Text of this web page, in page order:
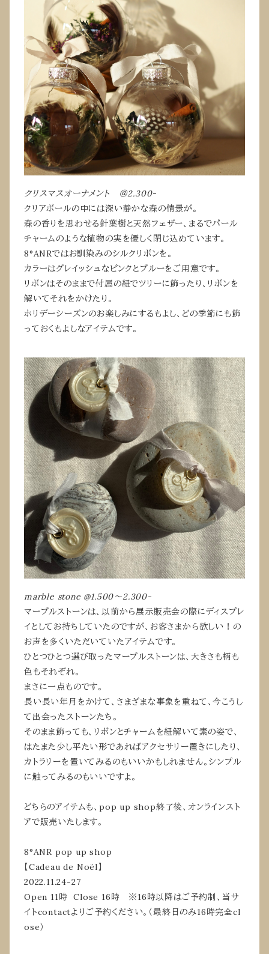
クリスマスオーナメント ＠2.300-
クリアボールの中には深い静かな森の情景が。
森の香りを思わせる針葉樹と天然フェザー、まるでパール
チャームのような植物の実を優しく閉じ込めています。
8°ANRではお馴染みのシルクリボンを。
カラーはグレイッシュなピンクとブルーをご用意です。
リボンはそのままで付属の紐でツリーに飾ったり、リボンを
解いてそれをかけたり。
ホリデーシーズンのお楽しみにするもよし、どの季節にも飾
っておくもよしなアイテムです。
marble stone @1.500〜2.300-
マーブルストーンは、以前から展示販売会の際にディスプレ
イとしてお持ちしていたのですが、お客さまから欲しい！の
お声を多くいただいていたアイテムです。
ひとつひとつ選び取ったマーブルストーンは、大きさも柄も
色もそれぞれ。
まさに一点ものです。
長い長い年月をかけて、さまざまな事象を重ねて、今こうし
て出会ったストーンたち。
そのまま飾っても、リボンとチャームを紐解いて素の姿で、
はたまた少し平たい形であればアクセサリー置きにしたり、
カトラリーを置いてみるのもいいかもしれません。シンプル
に触ってみるのもいいですよ。
どちらのアイテムも、pop up shop終了後、オンラインスト
アで販売いたします。
8°ANR pop up shop
【Cadeau de Noël】
2022.11.24-27
Open 11時 Close 16時 ※16時以降はご予約制、当サ
イトcontactよりご予約ください。（最終日のみ16時完全cl
ose）